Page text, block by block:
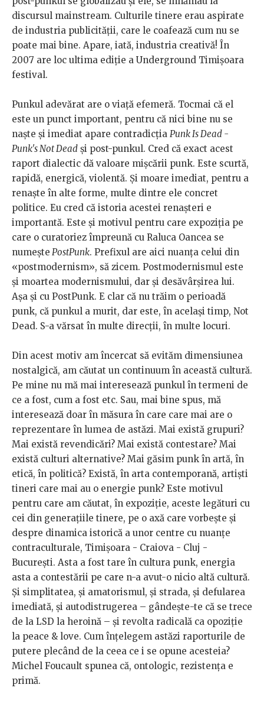
discursul mainstream. Culturile tinere erau aspirate
de industria publicității, care le coafează cum nu se
poate mai bine. Apare, iată, industria creativă! În
2007 are loc ultima ediție a Underground Timișoara
festival.
Punkul adevărat are o viață efemeră. Tocmai că el
este un punct important, pentru că nici bine nu se
naște și imediat apare contradicția Punk Is Dead -
Punk's Not Dead și post-punkul. Cred că exact acest
raport dialectic dă valoare mișcării punk. Este scurtă,
rapidă, energică, violentă. Și moare imediat, pentru a
renaște în alte forme, multe dintre ele concret
politice. Eu cred că istoria acestei renașteri e
importantă. Este și motivul pentru care expoziția pe
care o curatoriez împreună cu Raluca Oancea se
numește PostPunk. Prefixul are aici nuanța celui din
«postmodernism», să zicem. Postmodernismul este
și moartea modernismului, dar și desăvârșirea lui.
Așa și cu PostPunk. E clar că nu trăim o perioadă
punk, că punkul a murit, dar este, în același timp, Not
Dead. S-a vărsat în multe direcții, în multe locuri.
Din acest motiv am încercat să evităm dimensiunea
nostalgică, am căutat un continuum în această cultură.
Pe mine nu mă mai interesează punkul în termeni de
ce a fost, cum a fost etc. Sau, mai bine spus, mă
interesează doar în măsura în care care mai are o
reprezentare în lumea de astăzi. Mai există grupuri?
Mai există revendicări? Mai există contestare? Mai
există culturi alternative? Mai găsim punk în artă, în
etică, în politică? Există, în arta contemporană, artiști
tineri care mai au o energie punk? Este motivul
pentru care am căutat, în expoziție, aceste legături cu
cei din generațiile tinere, pe o axă care vorbește și
despre dinamica istorică a unor centre cu nuanțe
contraculturale, Timișoara - Craiova - Cluj -
București. Asta a fost tare în cultura punk, energia
asta a contestării pe care n-a avut-o nicio altă cultură.
Și simplitatea, și amatorismul, și strada, și defularea
imediată, și autodistrugerea – gândește-te că se trece
de la LSD la heroină – și revolta radicală ca opoziție
la peace & love. Cum înțelegem astăzi raporturile de
putere plecând de la ceea ce i se opune acesteia?
Michel Foucault spunea că, ontologic, rezistența e
primă.